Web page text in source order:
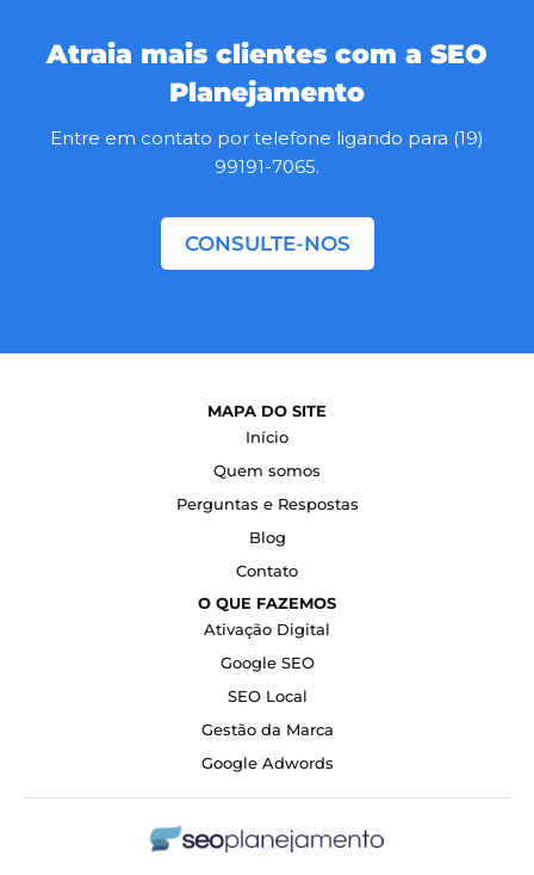
Atraia mais clientes com a SEO
Planejamento
Entre em contato por telefone ligando para (19)
99191-7065.
CONSULTE-NOS
MAPA DO SITE
Início
Quem somos
Perguntas e Respostas
Blog
Contato
O QUE FAZEMOS
Ativação Digital
Google SEO
SEO Local
Gestão da Marca
Google Adwords